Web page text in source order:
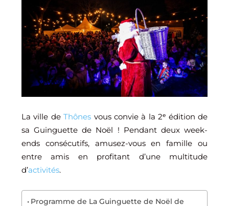
La ville deThônes vous convie à la 2ᵉ édition de
sa Guinguette de Noël ! Pendant deux week-
ends consécutifs, amusez-vous en famille ou
entre amis en profitant d’une multitude
d’activités.
Programme de La Guinguette de Noël de